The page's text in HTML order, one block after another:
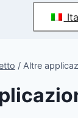
/ Altre